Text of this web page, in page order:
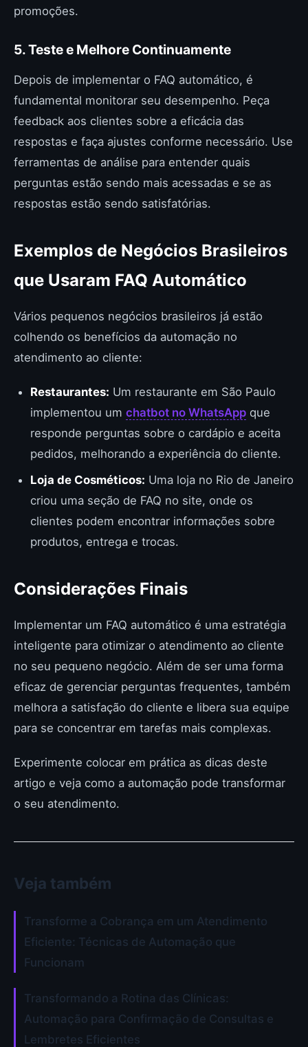
promoções.
5. Teste e Melhore Continuamente
Depois de implementar o FAQ automático, é
fundamental monitorar seu desempenho. Peça
feedback aos clientes sobre a eficácia das
respostas e faça ajustes conforme necessário. Use
ferramentas de análise para entender quais
perguntas estão sendo mais acessadas e se as
respostas estão sendo satisfatórias.
Exemplos de Negócios Brasileiros
que Usaram FAQ Automático
Vários pequenos negócios brasileiros já estão
colhendo os benefícios da automação no
atendimento ao cliente:
Restaurantes: Um restaurante em São Paulo
implementou um chatbot no WhatsApp que
responde perguntas sobre o cardápio e aceita
pedidos, melhorando a experiência do cliente.
Loja de Cosméticos: Uma loja no Rio de Janeiro
criou uma seção de FAQ no site, onde os
clientes podem encontrar informações sobre
produtos, entrega e trocas.
Considerações Finais
Implementar um FAQ automático é uma estratégia
inteligente para otimizar o atendimento ao cliente
no seu pequeno negócio. Além de ser uma forma
eficaz de gerenciar perguntas frequentes, também
melhora a satisfação do cliente e libera sua equipe
para se concentrar em tarefas mais complexas.
Experimente colocar em prática as dicas deste
artigo e veja como a automação pode transformar
o seu atendimento.
Veja também
Transforme a Cobrança em um Atendimento
Eficiente: Técnicas de Automação que
Funcionam
Transformando a Rotina das Clínicas:
Automação para Confirmação de Consultas e
Lembretes Eficientes